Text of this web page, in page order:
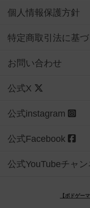
個人情報保護方針
特定商取引法に基
お問い合わせ
公式X
公式instagram
公式Facebook
公式YouTubeチャ
【ボドゲー